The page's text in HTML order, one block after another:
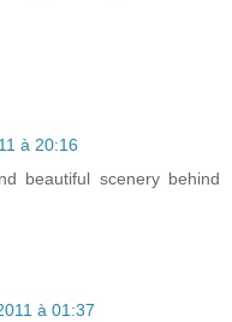
à 20:16
beautiful scenery behind
à 01:37